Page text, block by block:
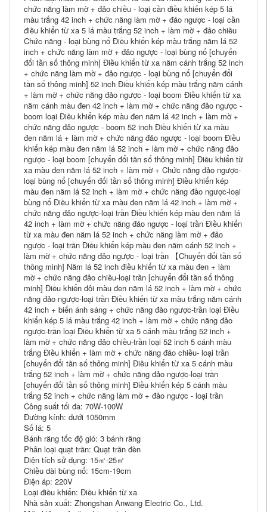
chức năng làm mờ + đảo chiều - loại cần điều khiển kép 5 lá
màu trắng 42 inch + chức năng làm mờ + đảo ngược - loại cần
điều khiển từ xa 5 lá màu trắng 52 inch + làm mờ + đảo chiều
Chức năng - loại bùng nổ Điều khiển kép màu trắng năm lá 52
inch + chức năng làm mờ + đảo ngược - loại bùng nổ [chuyển
đổi tần số thông minh] Điều khiển từ xa năm cánh trắng 52 inch
+ chức năng làm mờ + đảo ngược - loại bùng nổ [chuyển đổi
tần số thông minh] 52 inch Điều khiển kép màu trắng năm cánh
+ làm mờ + chức năng đảo ngược - loại boom Điều khiển từ xa
năm cánh màu đen 42 inch + làm mờ + chức năng đảo ngược -
boom loại Điều khiển kép màu đen năm lá 42 inch + làm mờ +
chức năng đảo ngược - boom 52 inch Điều khiển từ xa màu
đen năm lá + làm mờ + chức năng đảo ngược - loại boom Điều
khiển kép màu đen năm lá 52 inch + làm mờ + chức năng đảo
ngược - loại boom [chuyển đổi tần số thông minh] Điều khiển từ
xa màu đen năm lá 52 inch + làm mờ + Chức năng đảo ngược-
loại bùng nổ [chuyển đổi tần số thông minh] Điều khiển kép
màu đen năm lá 52 inch + làm mờ + chức năng đảo ngược-loại
bùng nổ Điều khiển từ xa màu đen năm lá 42 inch + làm mờ +
chức năng đảo ngược-loại trần Điều khiển kép màu đen năm lá
42 inch + làm mờ + chức năng đảo ngược - loại trần Điều khiển
từ xa màu đen năm lá 52 inch + chức năng làm mờ + đảo
ngược - loại trần Điều khiển kép màu đen năm cánh 52 inch +
làm mờ + chức năng đảo ngược - loại trần 【Chuyển đổi tần số
thông minh] Năm lá 52 inch điều khiển từ xa màu đen + làm
mờ + chức năng đảo chiều-loại trần [chuyển đổi tần số thông
minh] Điều khiển đôi màu đen năm lá 52 inch + làm mờ + chức
năng đảo ngược-loại trần Điều khiển từ xa màu trắng năm cánh
42 inch + biến ánh sáng + chức năng đảo ngược-trần loại Điều
khiển kép 5 lá màu trắng 42 inch + làm mờ + chức năng đảo
ngược-trần loại Điều khiển từ xa 5 cánh màu trắng 52 inch +
làm mờ + chức năng đảo chiều-trần loại 52 inch 5 cánh màu
trắng Điều khiển + làm mờ + chức năng đảo chiều- loại trần
[chuyển đổi tần số thông minh] Điều khiển từ xa 5 cánh màu
trắng 52 inch + làm mờ + chức năng đảo ngược-loại trần
[chuyển đổi tần số thông minh] Điều khiển kép 5 cánh màu
trắng 52 inch + chức năng làm mờ + đảo ngược - loại trần
Công suất tối đa: 70W-100W
Đường kính: dưới 1050mm
Số lá: 5
Bánh răng tốc độ gió: 3 bánh răng
Phân loại quạt trần: Quạt trần đèn
Diện tích sử dụng: 15㎡-25㎡
Chiều dài bùng nổ: 15cm-19cm
Điện áp: 220V
Loại điều khiển: Điều khiển từ xa
Nhà sản xuất: Zhongshan Anwang Electric Co., Ltd.